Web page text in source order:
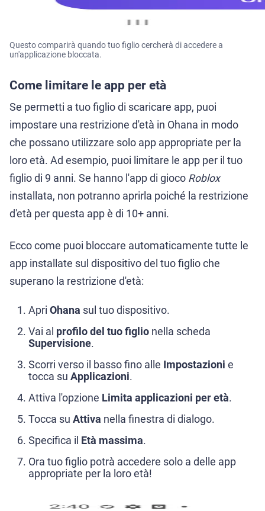
Questo comparirà quando tuo figlio cercherà di accedere a
un'applicazione bloccata.
Come limitare le app per età
Se permetti a tuo figlio di scaricare app, puoi
impostare una restrizione d'età in Ohana in modo
che possano utilizzare solo app appropriate per la
loro età. Ad esempio, puoi limitare le app per il tuo
figlio di 9 anni. Se hanno l'app di gioco Roblox
installata, non potranno aprirla poiché la restrizione
d'età per questa app è di 10+ anni.
Ecco come puoi bloccare automaticamente tutte le
app installate sul dispositivo del tuo figlio che
superano la restrizione d'età:
Apri Ohana sul tuo dispositivo.
Vai al profilo del tuo figlio nella scheda
Supervisione.
Scorri verso il basso fino alle Impostazioni e
tocca su Applicazioni.
Attiva l'opzione Limita applicazioni per età.
Tocca su Attiva nella finestra di dialogo.
Specifica il Età massima.
Ora tuo figlio potrà accedere solo a delle app
appropriate per la loro età!